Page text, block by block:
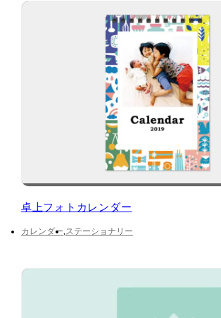
卓上フォトカレンダー
カレンダー ステーショナリー